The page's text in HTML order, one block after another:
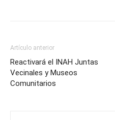
Artículo anterior
Reactivará el INAH Juntas
Vecinales y Museos
Comunitarios